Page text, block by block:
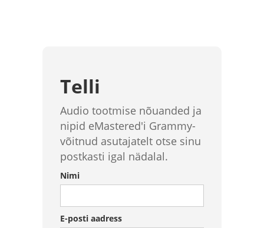
Telli
Audio tootmise nõuanded ja
nipid eMastered'i Grammy-
võitnud asutajatelt otse sinu
postkasti igal nädalal.
Nimi
E-posti aadress